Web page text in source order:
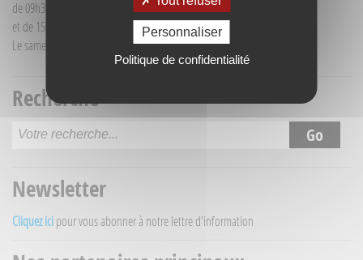
de 09h30 à 12h30
et de 15h30 à 18h00
Le samedi matin de 09h30 à 12h30
Recherche
Newsletter
Cliquez ici pour vous abonner à notre lettre d'information
Personnaliser
Politique de confidentialité